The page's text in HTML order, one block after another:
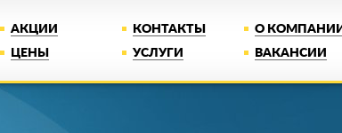
АКЦИИ КОНТАКТЫ
О КОМПАНИИ
ЦЕНЫ УСЛУГИ ВАКАНСИИ